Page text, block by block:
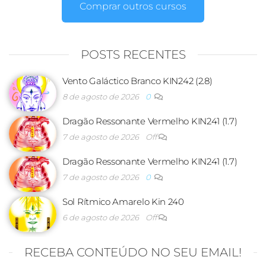
Comprar outros cursos
POSTS RECENTES
Vento Galáctico Branco KIN242 (2.8)
8 de agosto de 2026 0
Dragão Ressonante Vermelho KIN241 (1.7)
7 de agosto de 2026 Off
Dragão Ressonante Vermelho KIN241 (1.7)
7 de agosto de 2026 0
Sol Rítmico Amarelo Kin 240
6 de agosto de 2026 Off
RECEBA CONTEÚDO NO SEU EMAIL!